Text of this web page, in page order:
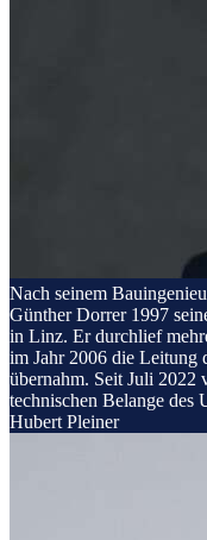
Nach seinem
Günther Dorrer 1997
in Linz. Er durchlief
im Jahr 2006 die Leitung
übernahm. Seit Juli 2022
technischen Belange des
Hubert Pleiner